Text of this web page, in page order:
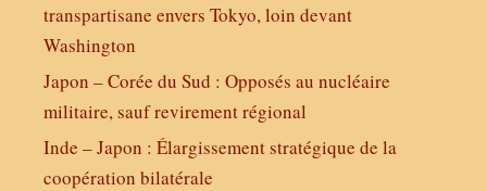
transpartisane envers Tokyo, loin devant
Washington
Japon – Corée du Sud : Opposés au nucléaire
militaire, sauf revirement régional
Inde – Japon : Élargissement stratégique de la
coopération bilatérale